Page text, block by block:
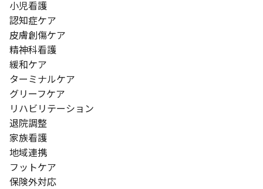
小児看護
認知症ケア
皮膚創傷ケア
精神科看護
緩和ケア
ターミナルケア
グリーフケア
リハビリテーション
退院調整
家族看護
地域連携
フットケア
保険外対応